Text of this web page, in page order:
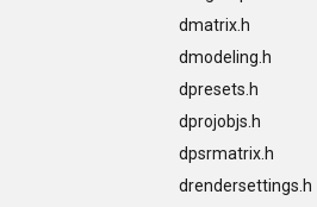
dmatrix.h
dmodeling.h
dpresets.h
dprojobjs.h
dpsrmatrix.h
drendersettings.h